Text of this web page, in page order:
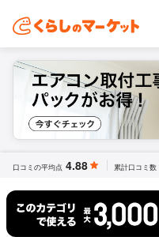
口コミの平均点 4.88 累計口コミ数